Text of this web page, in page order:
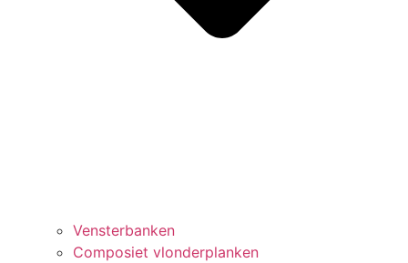
Vensterbanken
Composiet vlonderplanken